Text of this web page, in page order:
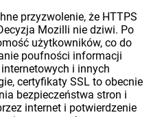
przyzwolenie, że HTTPS
Mozilli nie dziwi. Po
użytkowników, co do
poufności informacji
i innych
certyfikaty SSL to obecnie
bezpieczeństwa stron i
internet i potwierdzenie